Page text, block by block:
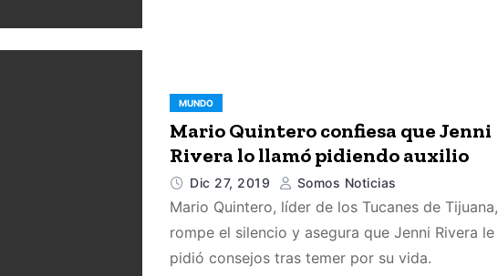
MUNDO
Mario Quintero confiesa que Jenni
Rivera lo llamó pidiendo auxilio
Dic 27, 2019 Somos Noticias
Mario Quintero, líder de los Tucanes de Tijuana,
rompe el silencio y asegura que Jenni Rivera le
pidió consejos tras temer por su vida.